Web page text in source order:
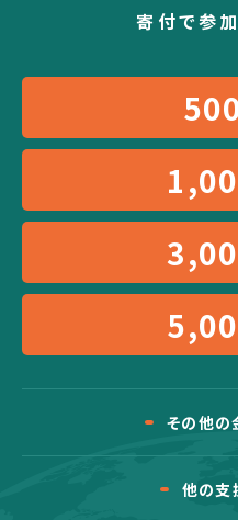
寄付で参
その他の
他の支